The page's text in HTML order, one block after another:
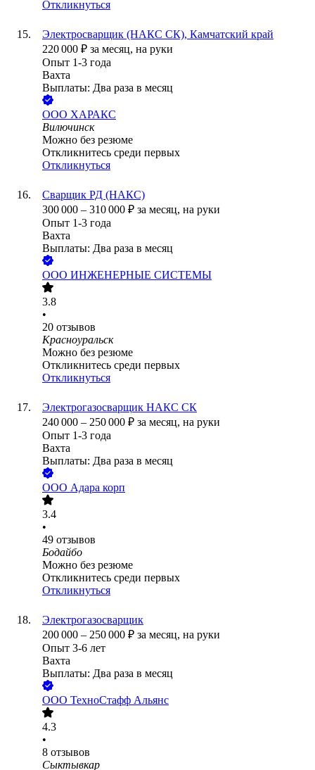
Откликнуться
Электросварщик (НАКС СК), Камчатский край
220 000 ₽ за месяц, на руки
Опыт 1-3 года
Вахта
Выплаты: Два раза в месяц
ООО ХАРАКС
Вилючинск
Можно без резюме
Откликнитесь среди первых
Откликнуться
Сварщик РД (НАКС)
300 000 – 310 000 ₽ за месяц, на руки
Опыт 1-3 года
Вахта
Выплаты: Два раза в месяц
ООО ИНЖЕНЕРНЫЕ СИСТЕМЫ
3.8
•
20 отзывов
Красноуральск
Можно без резюме
Откликнитесь среди первых
Откликнуться
Электрогазосварщик НАКС СК
240 000 – 250 000 ₽ за месяц, на руки
Опыт 1-3 года
Вахта
Выплаты: Два раза в месяц
ООО Адара корп
3.4
•
49 отзывов
Бодайбо
Можно без резюме
Откликнитесь среди первых
Откликнуться
Электрогазосварщик
200 000 – 250 000 ₽ за месяц, на руки
Опыт 3-6 лет
Вахта
Выплаты: Два раза в месяц
ООО ТехноСтафф Альянс
4.3
•
8 отзывов
Сыктывкар